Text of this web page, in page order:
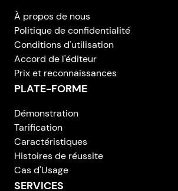
À propos de nous
Politique de confidentialité
Conditions d'utilisation
Accord de l'éditeur
Prix et reconnaissances
PLATE-FORME
Démonstration
Tarification
Caractéristiques
Histoires de réussite
Cas d'Usage
SERVICES